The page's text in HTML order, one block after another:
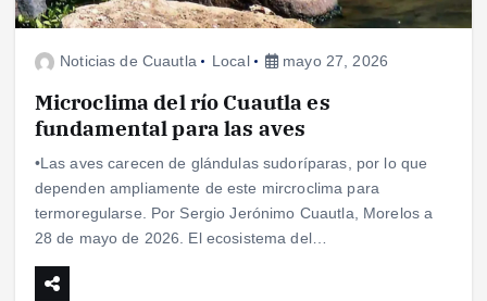
Noticias de Cuautla Local mayo 27, 2026
Microclima del río Cuautla es
fundamental para las aves
•Las aves carecen de glándulas sudoríparas, por lo que
dependen ampliamente de este mircroclima para
termoregularse. Por Sergio Jerónimo Cuautla, Morelos a
28 de mayo de 2026. El ecosistema del…